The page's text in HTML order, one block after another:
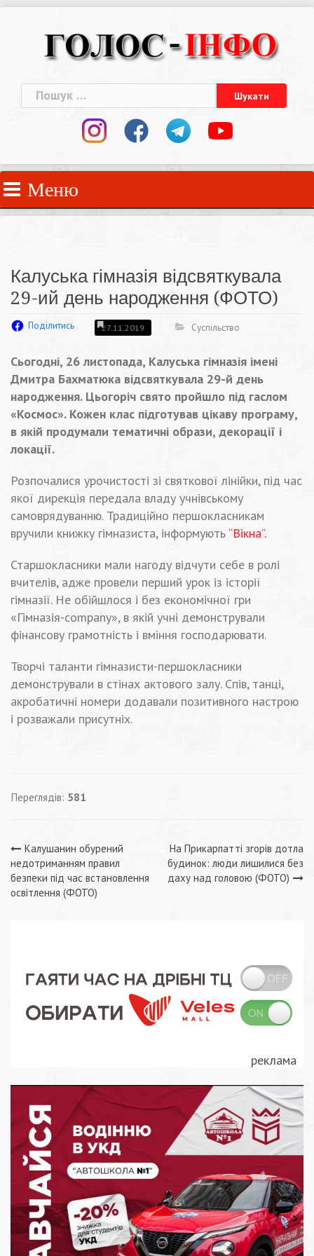
Пошук:
Меню
Калуська гімназія відсвяткувала
29-ий день народження (ФОТО)
Поділитись 27.11.2019 Суспільство
Сьогодні, 26 листопада, Калуська гімназія імені
Дмитра Бахматюка відсвяткувала 29-й день
народження. Цьогоріч свято пройшло під гаслом
«Космос». Кожен клас підготував цікаву програму,
в якій продумали тематичні образи, декорації і
локації.
Розпочалися урочистості зі святкової лінійки, під час
якої дирекція передала владу учнівському
самоврядуванню. Традиційно першокласникам
вручили книжку гімназиста, інформують “Вікна”.
Старшокласники мали нагоду відчути себе в ролі
вчителів, адже провели перший урок із історії
гімназії. Не обійшлося і без економічної гри
«Гімназія-company», в якій учні демонстрували
фінансову грамотність і вміння господарювати.
Творчі таланти гімназисти-першокласники
демонстрували в стінах актового залу. Спів, танці,
акробатичні номери додавали позитивного настрою
і розважали присутніх.
Переглядів: 581
Навігація
записів
Калушанин обурений
недотриманням правил
безпеки під час встановлення
освітлення (ФОТО)
На Прикарпатті згорів дотла
будинок: люди лишилися без
даху над головою (ФОТО)